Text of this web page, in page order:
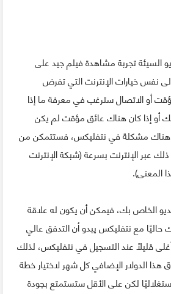
السيئة تجربة مشاهدة فيلم جيد على
نفس خيارات الإنترنت التي تفرض
أو الاتصال سترغب في معرفة ما إذا
أو إذا كان هناك عائق مؤقت لم يكن
هناك مشكلة في نتفليكس، فستتمكن من
عبر الإنترنت بسرعة (شبكة الإنترنت
المعنى).
الخاص بك، فيمكن أن يكون له علاقة
حاليًا مع نتفليكس يبدو أن التدفق عالي
قليلاً عند التسجيل في نتفليكس، لذلك
الدولار الإضافي كل شهر لاختيار خطة
لكن على الأقل ستستمتع بجودة